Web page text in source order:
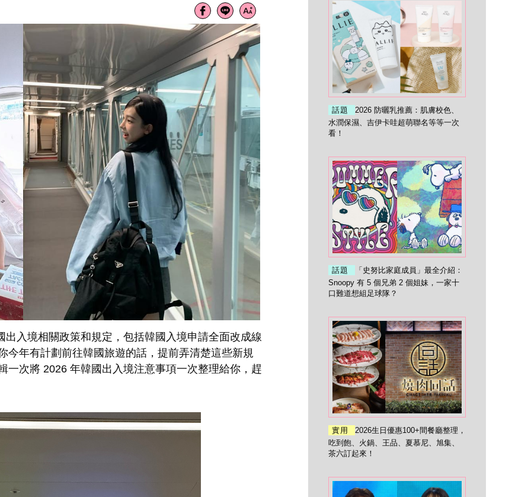
入境相關政策和規定，包括韓國入境申請全面改成線
今年有計劃前往韓國旅遊的話，提前弄清楚這些新規
一次將 2026 年韓國出入境注意事項一次整理給你，趕
話題
2026 防曬乳推薦：肌膚校色、
水潤保濕、吉伊卡哇超萌聯名等等一次
看！
話題
「史努比家庭成員」最全介紹：
Snoopy 有 5 個兄弟 2 個姐妹，一家十
口難道想組足球隊？
實用
2026生日優惠100+間餐廳整理，
吃到飽、火鍋、王品、夏慕尼、旭集、
茶六訂起來！